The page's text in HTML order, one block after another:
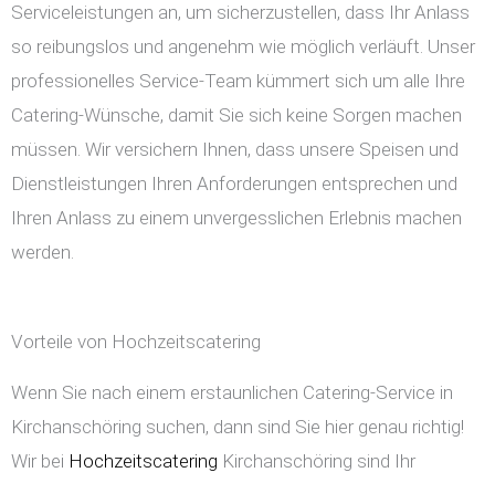
Serviceleistungen an, um sicherzustellen, dass Ihr Anlass
so reibungslos und angenehm wie möglich verläuft. Unser
professionelles Service-Team kümmert sich um alle Ihre
Catering-Wünsche, damit Sie sich keine Sorgen machen
müssen. Wir versichern Ihnen, dass unsere Speisen und
Dienstleistungen Ihren Anforderungen entsprechen und
Ihren Anlass zu einem unvergesslichen Erlebnis machen
werden.
Vorteile von Hochzeitscatering
Wenn Sie nach einem erstaunlichen Catering-Service in
Kirchanschöring suchen, dann sind Sie hier genau richtig!
Wir bei Hochzeitscatering Kirchanschöring sind Ihr